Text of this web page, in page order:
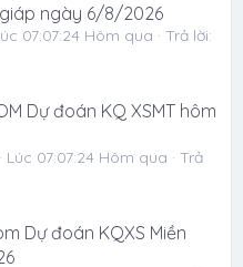
giáp ngày 6/8/2026
07:07:24 Hôm qua
Trả lời:
Dự đoán KQ XSMT hôm
Lúc 07:07:24 Hôm qua
Trả
Dự đoán KQXS Miền